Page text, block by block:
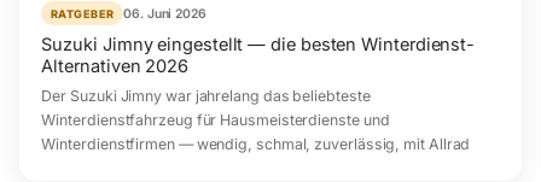
RATGEBER 06. Juni 2026
Suzuki Jimny eingestellt — die besten Winterdienst-
Alternativen 2026
Der Suzuki Jimny war jahrelang das beliebteste
Winterdienstfahrzeug für Hausmeisterdienste und
Winterdienstfirmen — wendig, schmal, zuverlässig, mit Allrad